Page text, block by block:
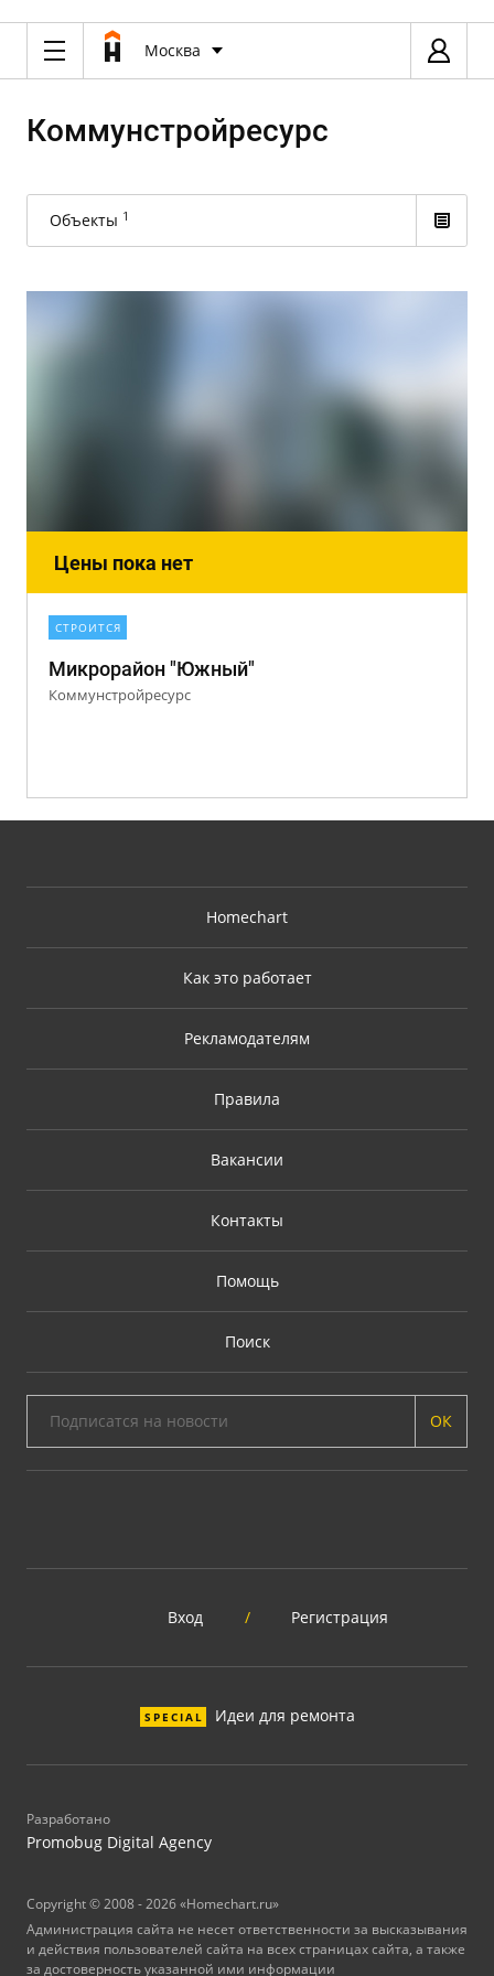
Москва
Коммунстройресурс
Объекты 1
Цены пока нет
СТРОИТСЯ
Микрорайон "Южный"
Коммунстройресурс
Homechart
Как это работает
Рекламодателям
Правила
Вакансии
Контакты
Помощь
Поиск
ОК
Вход / Регистрация
SPECIAL Идеи для ремонта
Разработано
Promobug Digital Agency
Copyright © 2008 - 2026 «Homechart.ru»
Администрация сайта не несет ответственности за высказывания
и действия пользователей сайта на всех страницах сайта, а также
за достоверность указанной ими информации